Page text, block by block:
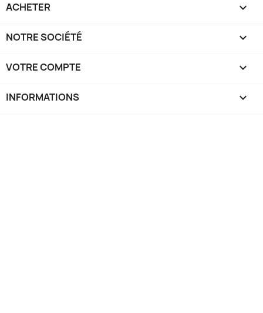
ACHETER 
NOTRE SOCIÉTÉ 
VOTRE COMPTE 
INFORMATIONS keyboard_arrow_down